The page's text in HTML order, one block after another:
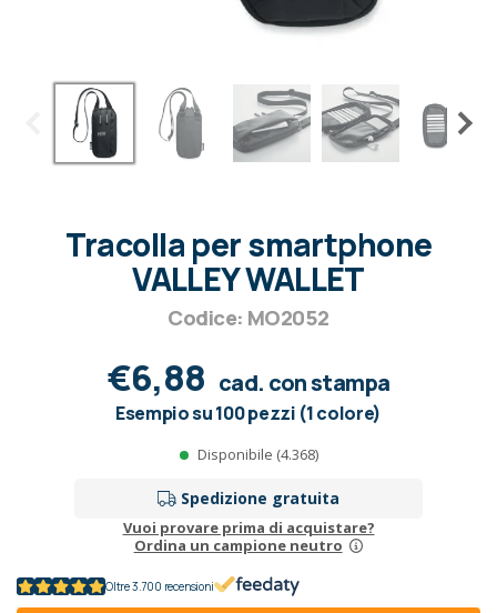
Tracolla per smartphone
VALLEY WALLET
Codice: MO2052
€6,88 cad. con stampa
Esempio su 100 pezzi (1 colore)
Disponibile (4.368)
Spedizione gratuita
Vuoi provare prima di acquistare?
Ordina un campione neutro
Oltre 3.700 recensioni